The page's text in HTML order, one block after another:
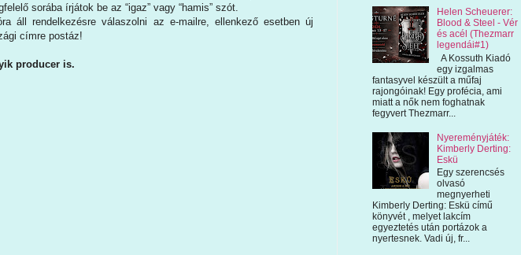
sorába írjátok be az “igaz” vagy “hamis” szót.
áll rendelkezésre válaszolni az e-mailre, ellenkező esetben új
címre postáz!
producer is.
Helen Scheuerer:
Blood & Steel - Vér
és acél (Thezmarr
legendái#1)
A Kossuth Kiadó
egy izgalmas
fantasyvel készült a műfaj
rajongóinak! Egy profécia, ami
miatt a nők nem foghatnak
fegyvert Thezmarr...
Nyereményjáték:
Kimberly Derting:
Eskü
Egy szerencsés
olvasó
megnyerheti
Kimberly Derting: Eskü című
könyvét , melyet lakcím
egyeztetés után portázok a
nyertesnek. Vadi új, fr...